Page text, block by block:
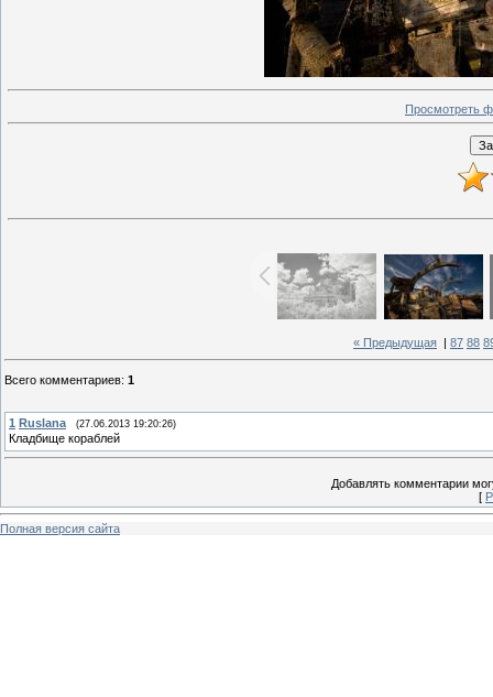
Просмотреть
« Предыдущая 87 88
Всего комментариев: 1
1 Ruslana (27.06.2013 19:20:26)
Кладбище кораблей
Добавлять комментарии
[
Полная версия сайта